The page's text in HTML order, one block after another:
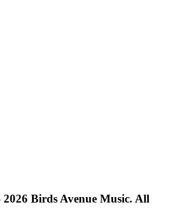
Birds Avenue Music. All